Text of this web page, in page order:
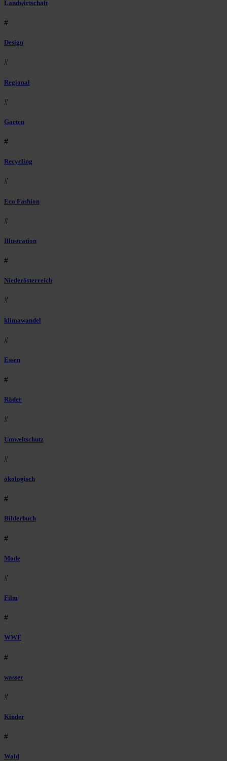
Landwirtschaft
#
Design
#
Regional
#
Garten
#
Recycling
#
Eco Fashion
#
Illustration
#
Niederösterreich
#
klimawandel
#
Essen
#
Räder
#
Umweltschutz
#
ökologisch
#
Bilderbuch
#
Mode
#
Film
#
WWF
#
wasser
#
Kinder
#
Wald